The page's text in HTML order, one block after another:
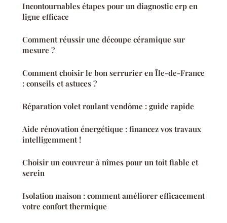
Incontournables étapes pour un diagnostic erp en
ligne efficace
Comment réussir une découpe céramique sur
mesure ?
Comment choisir le bon serrurier en Île-de-France
: conseils et astuces ?
Réparation volet roulant vendôme : guide rapide
Aide rénovation énergétique : financez vos travaux
intelligemment !
Choisir un couvreur à nîmes pour un toit fiable et
serein
Isolation maison : comment améliorer efficacement
votre confort thermique